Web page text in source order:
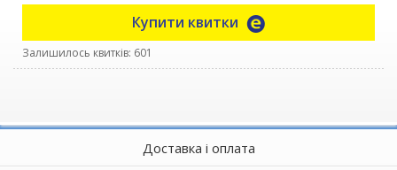
Купити квитки
Залишилось квитків: 601
Доставка і оплата